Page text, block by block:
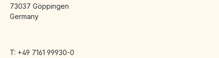
73037 Göppingen
Germany
T: +49 7161 99930-0